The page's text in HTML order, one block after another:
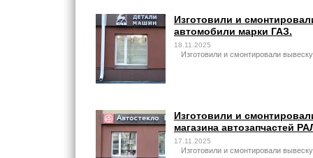
Изготовили и
автомобили марки ГАЗ.
18.11.2025
Изготовили и смонтировали
Изготовили и
магазина автозапчастей
17.11.2025
Изготовили и смонтировали